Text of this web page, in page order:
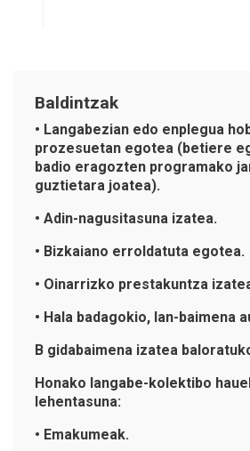
Baldintzak
• Langabezian edo enplegua
prozesuetan egotea (betiere
badio eragozten programako
guztietara joatea).
• Adin-nagusitasuna izatea.
• Bizkaiano erroldatuta egotea.
• Oinarrizko prestakuntza
• Hala badagokio, lan-baimena
B gidabaimena izatea
Honako langabe-kolektibo
lehentasuna:
• Emakumeak.